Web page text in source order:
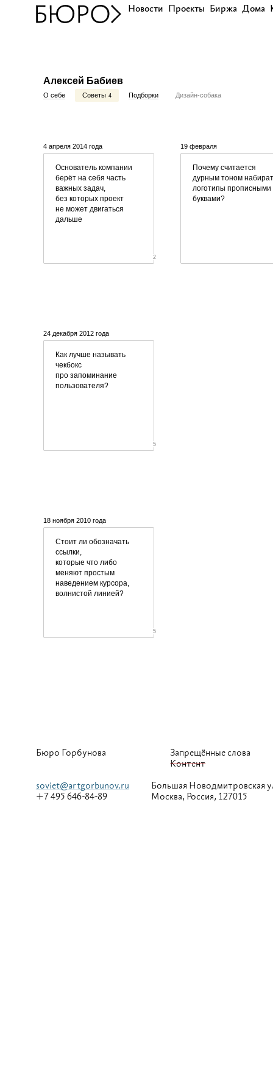
Новости Проекты Биржа Дома
Алексей Бабиев
О себе Советы 4 Подборки Дизайн-собака
4 апреля 2014 года
Основатель компании
берёт на себя часть
важных задач,
без которых проект
не может двигаться
дальше
2
19 февраля
Почему считается
дурным тоном
логотипы прописными
буквами?
24 декабря 2012 года
Как лучше называть
чекбокс
про запоминание
пользователя?
5
18 ноября 2010 года
Стоит ли обозначать
ссылки,
которые что либо
меняют простым
наведением курсора,
волнистой линией?
5
Бюро Горбунова
Запрещённые слова
Контент
soviet@artgorbunov.ru
+7 495 646-84-89
Большая Новодмитровская
Москва, Россия, 127015